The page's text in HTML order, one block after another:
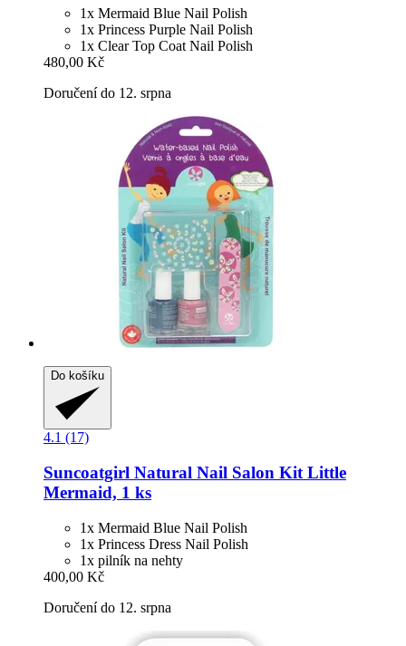
1x Mermaid Blue Nail Polish
1x Princess Purple Nail Polish
1x Clear Top Coat Nail Polish
480,00 Kč
Doručení do 12. srpna
Do košíku
4.1 (17)
Suncoatgirl Natural Nail Salon Kit Little
Mermaid, 1 ks
1x Mermaid Blue Nail Polish
1x Princess Dress Nail Polish
1x pilník na nehty
400,00 Kč
Doručení do 12. srpna